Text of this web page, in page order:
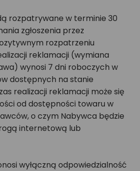
rozpatrywane w terminie 30
zgłoszenia przez
rozpatrzeniu
reklamacji (wymiana
wynosi 7 dni roboczych w
dostępnych na stanie
realizacji reklamacji może się
od dostępności towaru w
o czym Nabywca będzie
internetową lub
wyłączną odpowiedzialność